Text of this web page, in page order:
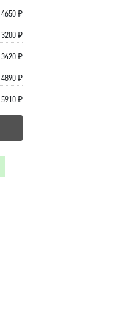
4650 ₽
3200 ₽
3420 ₽
4890 ₽
5910 ₽